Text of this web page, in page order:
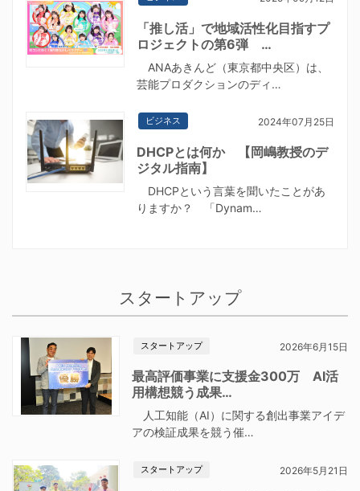
「推し活」で地域活性化目指すプ
ロジェクトの第6弾 …
ANAあきんど（東京都中央区）は、
芸能プロダクションのディ…
ビジネス 2024年07月25日
DHCPとは何か 【岡嶋教授のデ
ジタル指南】
DHCPという言葉を聞いたことがあ
りますか？ 「Dynam…
スタートアップ
スタートアップ 2026年6月15日
最高評価事業に支援金300万 AI活
用構想競う成果…
人工知能（AI）に関する創出事業アイデ
アの検証成果を競う催…
スタートアップ 2026年5月21日